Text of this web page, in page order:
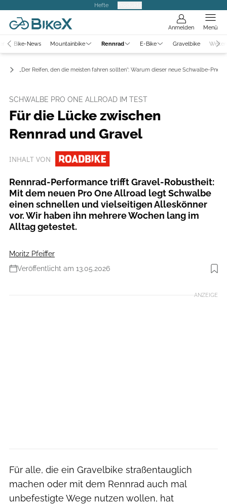
Hefte
Anmelden Menü
Bike-News Mountainbike Rennrad E-Bike Gravelbike
„Der Reifen, den die meisten fahren sollten“: Warum dieser neue Schwalbe-Pneu
SCHWALBE PRO ONE ALLROAD IM TEST
Für die Lücke zwischen
Rennrad und Gravel
INHALT VON
Rennrad-Performance trifft Gravel-Robustheit:
Mit dem neuen Pro One Allroad legt Schwalbe
einen schnellen und vielseitigen Alleskönner
vor. Wir haben ihn mehrere Wochen lang im
Alltag getestet.
Moritz Pfeiffer
Veröffentlicht am 13.05.2026
Foto: Moritz Pfeiffer
ANZEIGE
Für alle, die ein Gravelbike straßentauglich
machen oder mit dem Rennrad auch mal
unbefestigte Wege nutzen wollen, hat